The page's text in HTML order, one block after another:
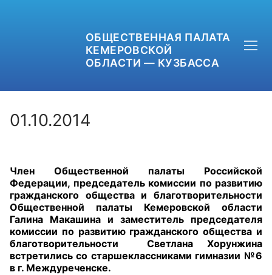
ОБЩЕСТВЕННАЯ ПАЛАТА
КЕМЕРОВСКОЙ
ОБЛАСТИ — КУЗБАССА
OPKO42@BK.RU
ОБРАТНАЯ СВЯЗЬ
01.10.2014
Член Общественной палаты Российской
Федерации, председатель комиссии по развитию
гражданского общества и благотворительности
Общественной палаты Кемеровской области
Галина Макашина и заместитель председателя
комиссии по развитию гражданского общества и
благотворительности Светлана Хорунжина
встретились со старшеклассниками гимназии №6
в г. Междуреченске.